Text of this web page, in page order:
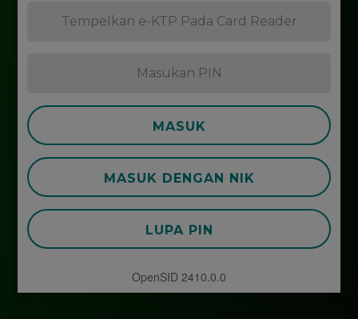
MASUK
MASUK DENGAN NIK
LUPA PIN
OpenSID 2410.0.0